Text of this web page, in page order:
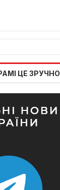
ЦЕ ЗРУЧНО